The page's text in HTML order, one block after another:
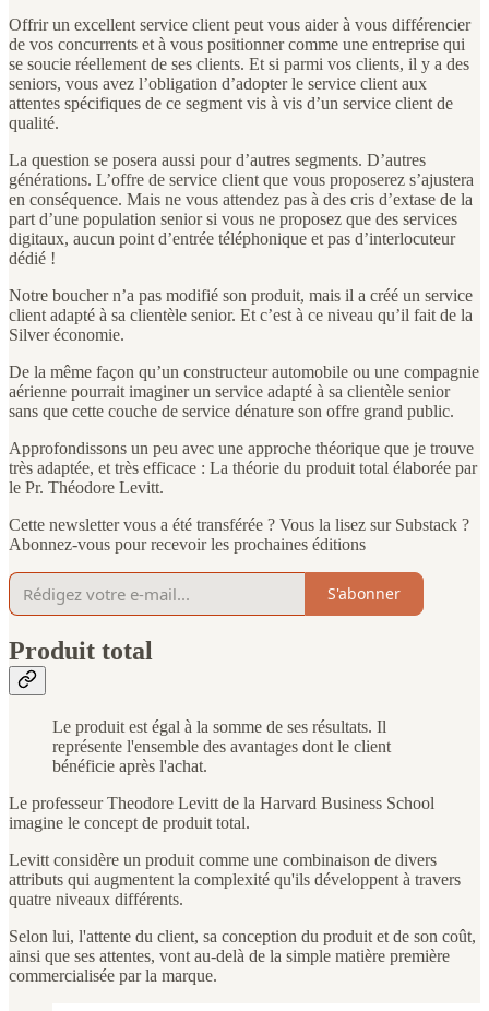
Offrir un excellent service client peut vous aider à vous différencier
de vos concurrents et à vous positionner comme une entreprise qui
se soucie réellement de ses clients. Et si parmi vos clients, il y a des
seniors, vous avez l’obligation d’adopter le service client aux
attentes spécifiques de ce segment vis à vis d’un service client de
qualité.
La question se posera aussi pour d’autres segments. D’autres
générations. L’offre de service client que vous proposerez s’ajustera
en conséquence. Mais ne vous attendez pas à des cris d’extase de la
part d’une population senior si vous ne proposez que des services
digitaux, aucun point d’entrée téléphonique et pas d’interlocuteur
dédié !
Notre boucher n’a pas modifié son produit, mais il a créé un service
client adapté à sa clientèle senior. Et c’est à ce niveau qu’il fait de la
Silver économie.
De la même façon qu’un constructeur automobile ou une compagnie
aérienne pourrait imaginer un service adapté à sa clientèle senior
sans que cette couche de service dénature son offre grand public.
Approfondissons un peu avec une approche théorique que je trouve
très adaptée, et très efficace : La théorie du produit total élaborée par
le Pr. Théodore Levitt.
Cette newsletter vous a été transférée ? Vous la lisez sur Substack ?
Abonnez-vous pour recevoir les prochaines éditions
S'abonner
Produit total
Le produit est égal à la somme de ses résultats. Il
représente l'ensemble des avantages dont le client
bénéficie après l'achat.
Le professeur Theodore Levitt de la Harvard Business School
imagine le concept de produit total.
Levitt considère un produit comme une combinaison de divers
attributs qui augmentent la complexité qu'ils développent à travers
quatre niveaux différents.
Selon lui, l'attente du client, sa conception du produit et de son coût,
ainsi que ses attentes, vont au-delà de la simple matière première
commercialisée par la marque.